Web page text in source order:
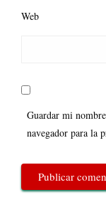
Web
Guardar mi
navegador para la